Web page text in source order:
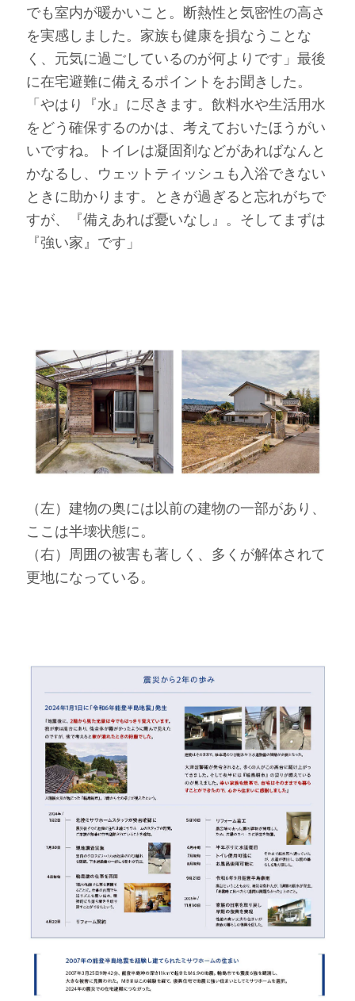
でも室内が暖かいこと。断熱性と気密性の高さ
を実感しました。家族も健康を損なうことな
く、元気に過ごしているのが何よりです」最後
に在宅避難に備えるポイントをお聞きした。
「やはり『水』に尽きます。飲料水や生活用水
をどう確保するのかは、考えておいたほうがい
いですね。トイレは凝固剤などがあればなんと
かなるし、ウェットティッシュも入浴できない
ときに助かります。ときが過ぎると忘れがちで
すが、『備えあれば憂いなし』。そしてまずは
『強い家』です」
（左）建物の奥には以前の建物の一部があり、
ここは半壊状態に。
（右）周囲の被害も著しく、多くが解体されて
更地になっている。